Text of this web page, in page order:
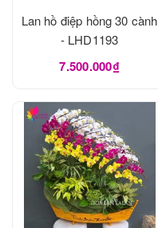
Lan hồ điệp hồng 30 cành
- LHD1193
7.500.000₫